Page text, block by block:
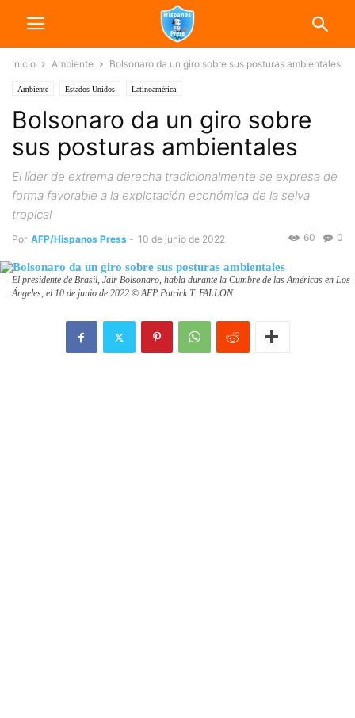
Inicio Ambiente Bolsonaro da un giro sobre sus posturas ambientales
Ambiente Estados Unidos Latinoamérica
Bolsonaro da un giro sobre
sus posturas ambientales
El líder de extrema derecha tradicionalmente se expresa de
forma favorable a la explotación económica de la selva
tropical
Por AFP/Hispanos Press - 10 de junio de 2022 0
60
El presidente de Brasil, Jair Bolsonaro, habla durante la Cumbre de las Américas en Los
Ángeles, el 10 de junio de 2022 © AFP Patrick T. FALLON